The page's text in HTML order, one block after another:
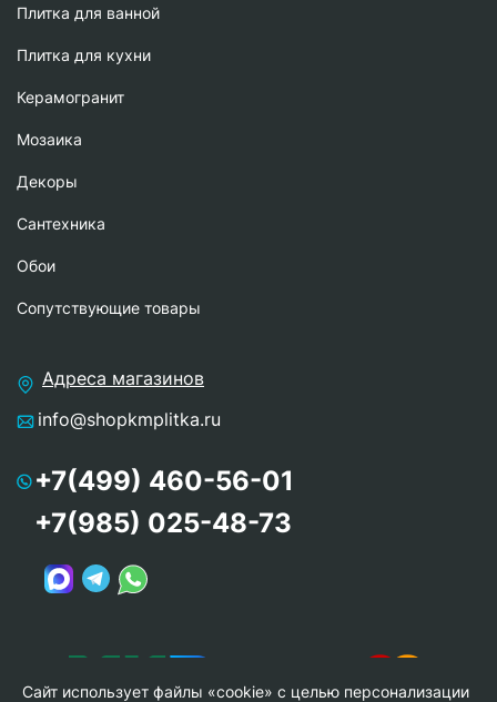
Плитка для ванной
Плитка для кухни
Керамогранит
Мозаика
Декоры
Сантехника
Обои
Сопутствующие товары
Адреса магазинов
info@shopkmplitka.ru
+7(499) 460-56-01
+7(985) 025-48-73
Сайт использует файлы «cookie» с целью персонализации